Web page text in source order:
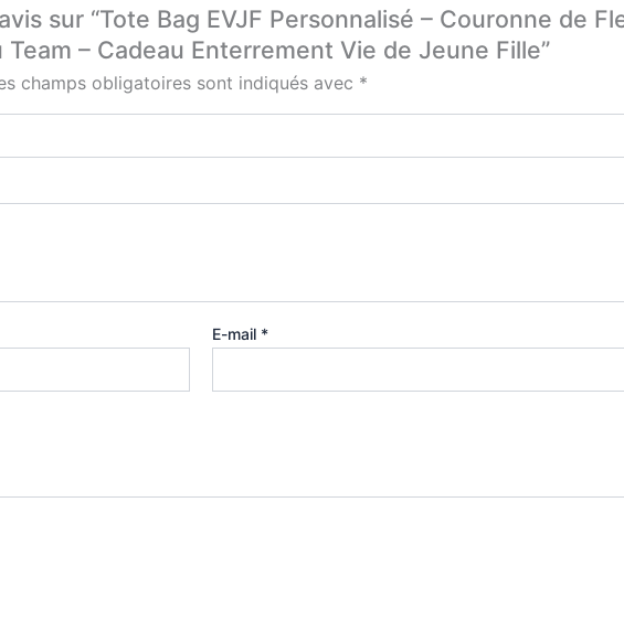
sur “Tote Bag EVJF Personnalisé – Couronne de
– Cadeau Enterrement Vie de Jeune Fille”
champs obligatoires sont indiqués avec *
E-mail *